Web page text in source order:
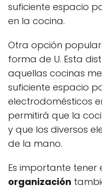
suficiente espacio
en la cocina.
Otra opción
forma de U. Esta
aquellas cocinas
suficiente espacio
electrodomésticos
permitirá que la
y que los diversos
de la mano.
Es importante tener
organización